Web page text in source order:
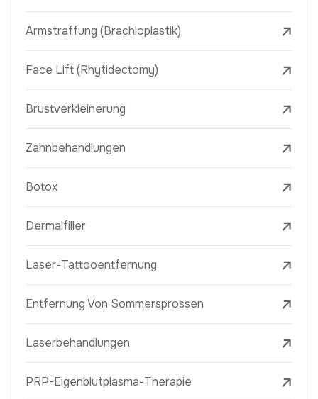
Armstraffung (Brachioplastik)
Face Lift (Rhytidectomy)
Brustverkleinerung
Zahnbehandlungen
Botox
Dermalfiller
Laser-Tattooentfernung
Entfernung Von Sommersprossen
Laserbehandlungen
PRP-Eigenblutplasma-Therapie